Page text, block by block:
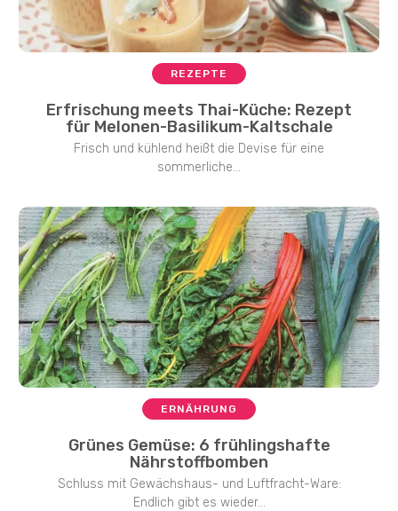
REZEPTE
Erfrischung meets Thai-Küche: Rezept
für Melonen-Basilikum-Kaltschale
Frisch und kühlend heißt die Devise für eine
sommerliche...
ERNÄHRUNG
Grünes Gemüse: 6 frühlingshafte
Nährstoffbomben
Schluss mit Gewächshaus- und Luftfracht-Ware:
Endlich gibt es wieder...